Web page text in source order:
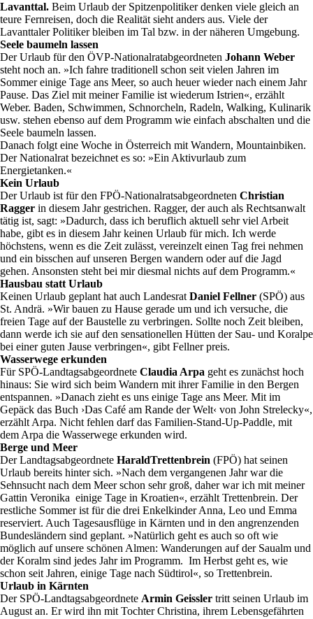
Lavanttal. Beim Urlaub der Spitzenpolitiker denken viele gleich an
teure Fernreisen, doch die Realität sieht anders aus. Viele der
Lavanttaler Politiker bleiben im Tal bzw. in der näheren Umgebung.
Seele baumeln lassen
Der Urlaub für den ÖVP-Nationalratabgeordneten Johann Weber
steht noch an. »Ich fahre traditionell schon seit vielen Jahren im
Sommer einige Tage ans Meer, so auch heuer wieder nach einem Jahr
Pause. Das Ziel mit meiner Familie ist wiederum Istrien«, erzählt
Weber. Baden, Schwimmen, Schnorcheln, Radeln, Walking, Kulinarik
usw. stehen ebenso auf dem Programm wie einfach abschalten und die
Seele baumeln lassen.
Danach folgt eine Woche in Österreich mit Wandern, Mountainbiken.
Der Nationalrat bezeichnet es so: »Ein Aktivurlaub zum
Energietanken.«
Kein Urlaub
Der Urlaub ist für den FPÖ-Nationalratsabgeordneten Christian
Ragger in diesem Jahr gestrichen. Ragger, der auch als Rechtsanwalt
tätig ist, sagt: »Dadurch, dass ich beruflich aktuell sehr viel Arbeit
habe, gibt es in diesem Jahr keinen Urlaub für mich. Ich werde
höchstens, wenn es die Zeit zulässt, vereinzelt einen Tag frei nehmen
und ein bisschen auf unseren Bergen wandern oder auf die Jagd
gehen. Ansonsten steht bei mir diesmal nichts auf dem Programm.«
Hausbau statt Urlaub
Keinen Urlaub geplant hat auch Landesrat Daniel Fellner (SPÖ) aus
St. Andrä. »Wir bauen zu Hause gerade um und ich versuche, die
freien Tage auf der Baustelle zu verbringen. Sollte noch Zeit bleiben,
dann werde ich sie auf den sensationellen Hütten der Sau- und Koralpe
bei einer guten Jause verbringen«, gibt Fellner preis.
Wasserwege erkunden
Für SPÖ-Landtagsabgeordnete Claudia Arpa geht es zunächst hoch
hinaus: Sie wird sich beim Wandern mit ihrer Familie in den Bergen
entspannen. »Danach zieht es uns einige Tage ans Meer. Mit im
Gepäck das Buch ›Das Café am Rande der Welt‹ von John Strelecky«,
erzählt Arpa. Nicht fehlen darf das Familien-Stand-Up-Paddle, mit
dem Arpa die Wasserwege erkunden wird.
Berge und Meer
Der Landtagsabgeordnete HaraldTrettenbrein (FPÖ) hat seinen
Urlaub bereits hinter sich. »Nach dem vergangenen Jahr war die
Sehnsucht nach dem Meer schon sehr groß, daher war ich mit meiner
Gattin Veronika einige Tage in Kroatien«, erzählt Trettenbrein. Der
restliche Sommer ist für die drei Enkelkinder Anna, Leo und Emma
reserviert. Auch Tagesausflüge in Kärnten und in den angrenzenden
Bundesländern sind geplant. »Natürlich geht es auch so oft wie
möglich auf unsere schönen Almen: Wanderungen auf der Saualm und
der Koralm sind jedes Jahr im Programm. Im Herbst geht es, wie
schon seit Jahren, einige Tage nach Südtirol«, so Trettenbrein.
Urlaub in Kärnten
Der SPÖ-Landtagsabgeordnete Armin Geissler tritt seinen Urlaub im
August an. Er wird ihn mit Tochter Christina, ihrem Lebensgefährten